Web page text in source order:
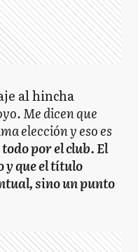
al hincha
Me dicen que
elección y eso es
por el club. El
y que el título
sino un punto